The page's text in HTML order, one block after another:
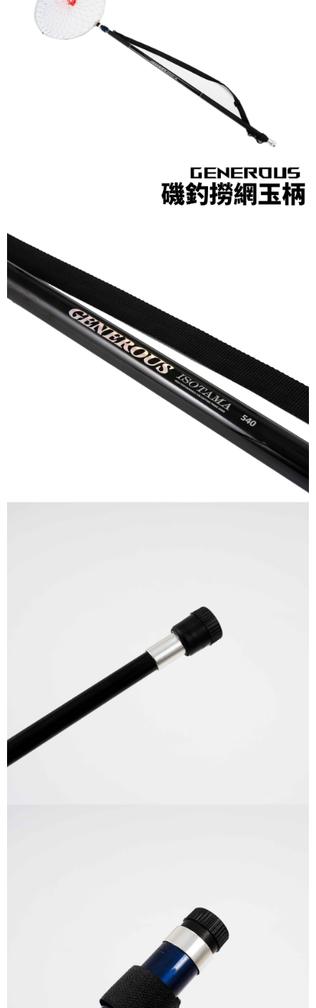
４．使用「AFTEE先享後付」時，將依據個別帳號之用戶狀況，依本公司即
時審查核予不同之上限額度；若仍有額度不足之情形，本公司將視審查結果
５．嚴禁一人註冊多個帳號或使用他人資訊註冊。若發現惡意使用之情形，
恩沛科技股份有限公司將有權停止該用戶之使用額度並採取法律行動。